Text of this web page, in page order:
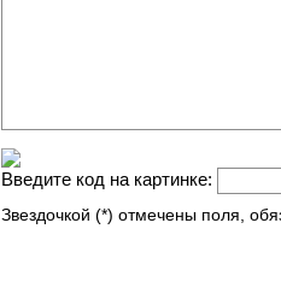
Введите код на картинке:
Звездочкой (*) отмечены поля,